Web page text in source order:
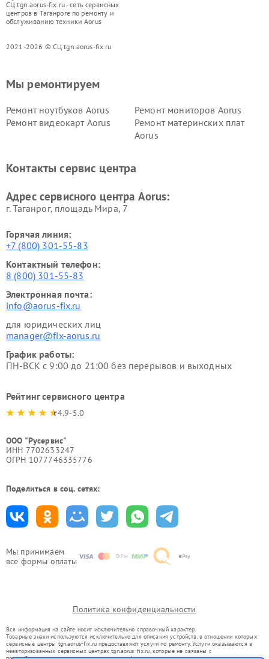
СЦ tgn.aorus-fix.ru - сеть сервисных
центров в Таганроге по ремонту и
обслуживанию техники Aorus
2021-2026 © СЦ tgn.aorus-fix.ru
Мы принимаем
все формы оплаты
Мы ремонтируем
Ремонт ноутбуков Aorus
Ремонт мониторов Aorus
Ремонт видеокарт Aorus
Ремонт материнских плат
Aorus
Контакты сервис центра
Адрес сервисного центра Aorus:
г. Таганрог, площадь Мира, 7
Горячая линия:
+7 (800) 301-55-83
Контактный телефон:
8 (800) 301-55-83
Электронная почта:
info@aorus-fix.ru
для юридических лиц
manager@fix-aorus.ru
График работы:
ПН-ВСК с 9:00 до 21:00 без перерывов и выходных
Рейтинг сервисного центра
4.9-5.0
ООО "Русервис"
ИНН 7702633247
ОГРН 1077746335776
Поделиться в соц. сетях:
Политика конфиденциальности
Вся информация на сайте носит исключительно справочный характер.
Товарные знаки используются исключительно для описания устройств, в отношении которых
сервисные центры tgn.aorus-fix.ru предоставляют услуги по ремонту. Услуги оказываются в
неавторизованных сервисных центрах tgn.aorus-fix.ru, которые не связаны с